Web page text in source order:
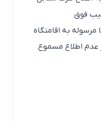
به اقامتگاه
اطلاع مسموع